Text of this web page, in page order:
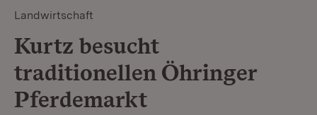
Landwirtschaft
Kurtz besucht
traditionellen Öhringer
Pferdemarkt